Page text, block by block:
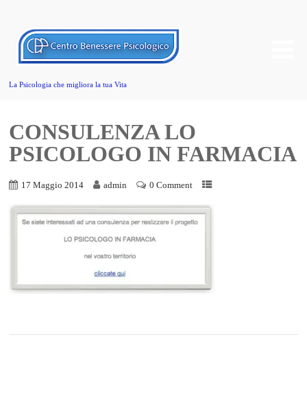
La Psicologia che migliora la tua Vita
CONSULENZA LO
PSICOLOGO IN FARMACIA
17 Maggio 2014 admin 0 Comment